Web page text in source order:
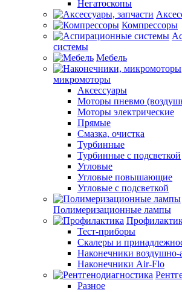
Негатоскопы
Компрессоры
системы
Мебель
микромоторы
Аксессуары
Моторы пневмо
Моторы электрические
Прямые
Смазка, очистка
Турбинные
Турбинные с подсветкой
Угловые
Угловые повышающие
Угловые с подсветкой
Полимеризационные лампы
Тест-приборы
Скалеры и
Наконечники воздушно-
Наконечники Air-Flo
Разное